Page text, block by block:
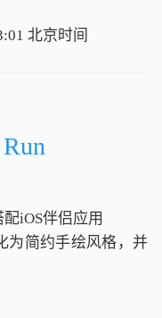
北京时间
北京时间
iOS伴侣应用
为简约手绘风格，并